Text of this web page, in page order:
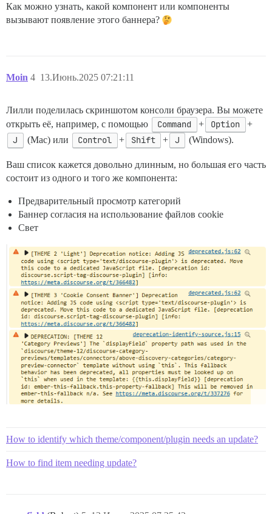
Как можно узнать, какой компонент или компоненты
вызывают появление этого баннера?
Moin 13.Июнь.2025 07:21:11
4
Лилли поделилась скриншотом консоли браузера. Вы можете
открыть её, например, с помощью
Command + Option +
J (Mac) или Control + Shift + J (Windows).
Ваш список кажется довольно длинным, но большая его часть
состоит из одного и того же компонента:
Предварительный просмотр категорий
Баннер согласия на использование файлов cookie
Свет
How to identify which theme/component/plugin needs an update?
How to find item needing update?